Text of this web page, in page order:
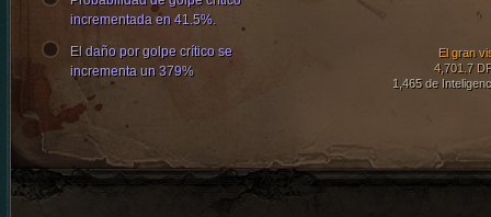
El gran
4,701.7
1,465 de
incrementada en 41.5%.
El daño por golpe crítico se
incrementa un 379%